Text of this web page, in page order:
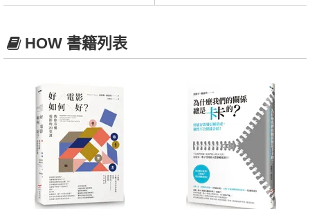
HOW 書籍列表